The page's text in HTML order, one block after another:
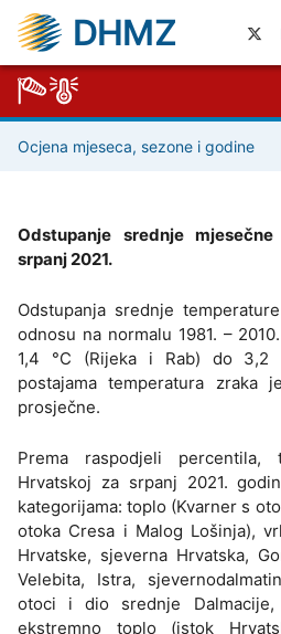
DHMZ
Ocjena mjeseca, sezone i godine
Odstupanje srednje
srpanj 2021.
Odstupanja srednje
odnosu na normalu 1981. –
1,4 °C (Rijeka i Rab) do 3,2
postajama temperatura zraka
prosječne.
Prema raspodjeli percentila,
Hrvatskoj za srpanj 2021.
kategorijama: toplo (Kvarner s
otoka Cresa i Malog Lošinja),
Hrvatske, sjeverna Hrvatska,
Velebita, Istra,
otoci i dio srednje
ekstremno toplo (istok